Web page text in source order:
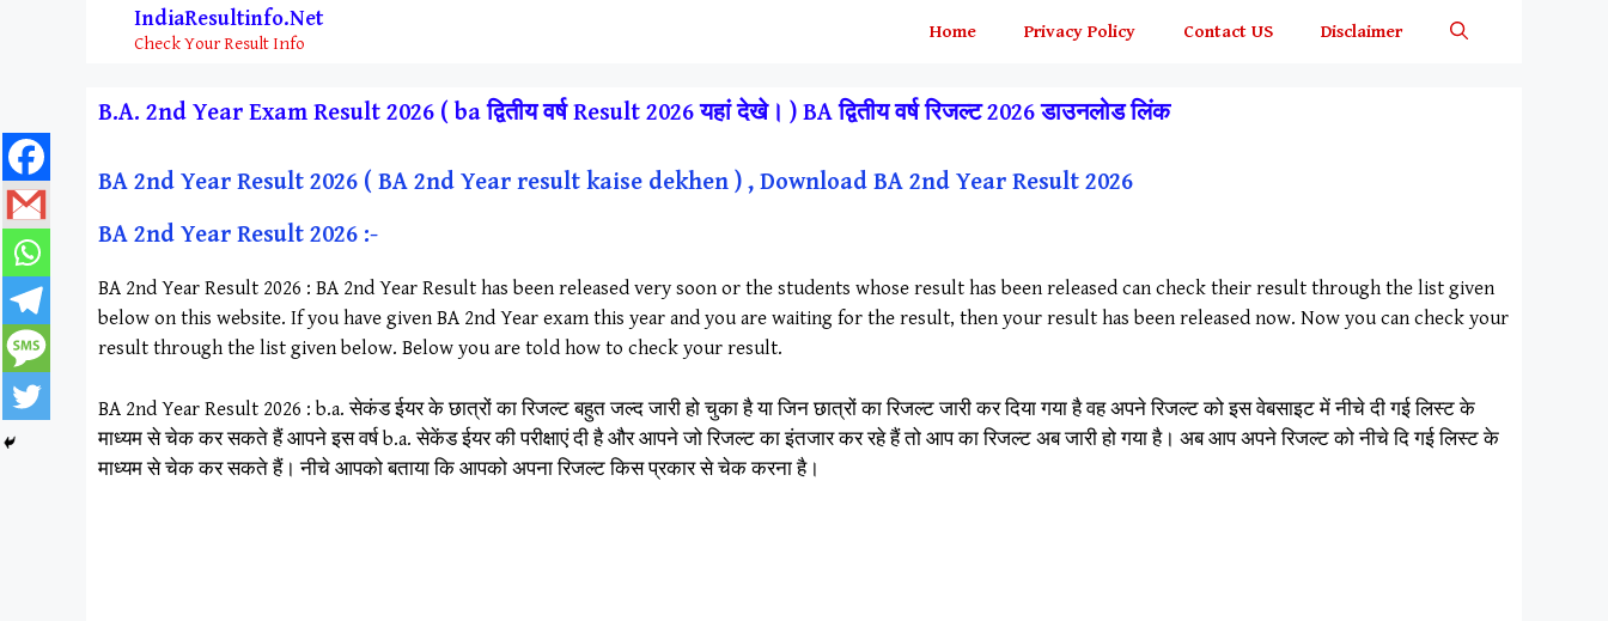
IndiaResultinfo.Net
Check Your Result Info
Home Privacy Policy Contact US Disclaimer
B.A. 2nd Year Exam Result 2026 ( ba द्वितीय वर्ष Result 2026 यहां देखे। ) BA द्वितीय वर्ष रिजल्ट 2026 डाउनलोड लिंक
BA 2nd Year Result 2026 ( BA 2nd Year result kaise dekhen ) , Download BA 2nd Year Result 2026
BA 2nd Year Result 2026 :-
BA 2nd Year Result 2026 : BA 2nd Year Result has been released very soon or the students whose result has been released can check their result through the list given
below on this website. If you have given BA 2nd Year exam this year and you are waiting for the result, then your result has been released now. Now you can check your
result through the list given below. Below you are told how to check your result.
BA 2nd Year Result 2026 : b.a. सेकंड ईयर के छात्रों का रिजल्ट बहुत जल्द जारी हो चुका है या जिन छात्रों का रिजल्ट जारी कर दिया गया है वह अपने रिजल्ट को इस वेबसाइट में नीचे दी गई लिस्ट के
माध्यम से चेक कर सकते हैं आपने इस वर्ष b.a. सेकेंड ईयर की परीक्षाएं दी है और आपने जो रिजल्ट का इंतजार कर रहे हैं तो आप का रिजल्ट अब जारी हो गया है। अब आप अपने रिजल्ट को नीचे दि गई लिस्ट के
माध्यम से चेक कर सकते हैं। नीचे आपको बताया कि आपको अपना रिजल्ट किस प्रकार से चेक करना है।